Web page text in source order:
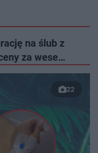
na ślub z
za wese…
22